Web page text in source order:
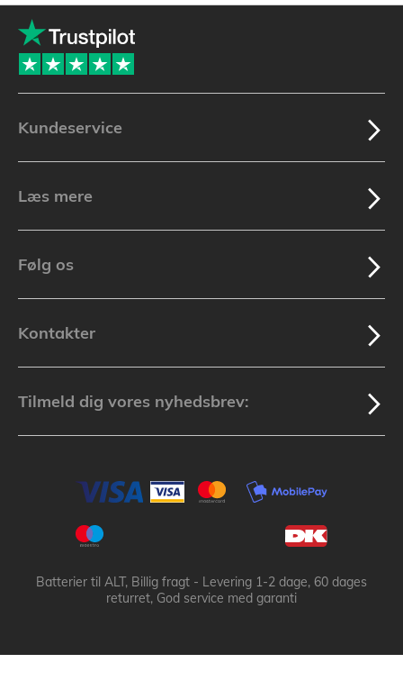
Kundeservice
Læs mere
Følg os
Kontakter
Tilmeld dig vores nyhedsbrev:
Batterier til ALT, Billig fragt - Levering 1-2 dage, 60 dages
returret, God service med garanti